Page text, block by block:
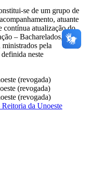
se de um grupo de
atuante
contínua atualização do
– Bacharelados,
pela
neste
(revogada)
(revogada)
(revogada)
da Unoeste